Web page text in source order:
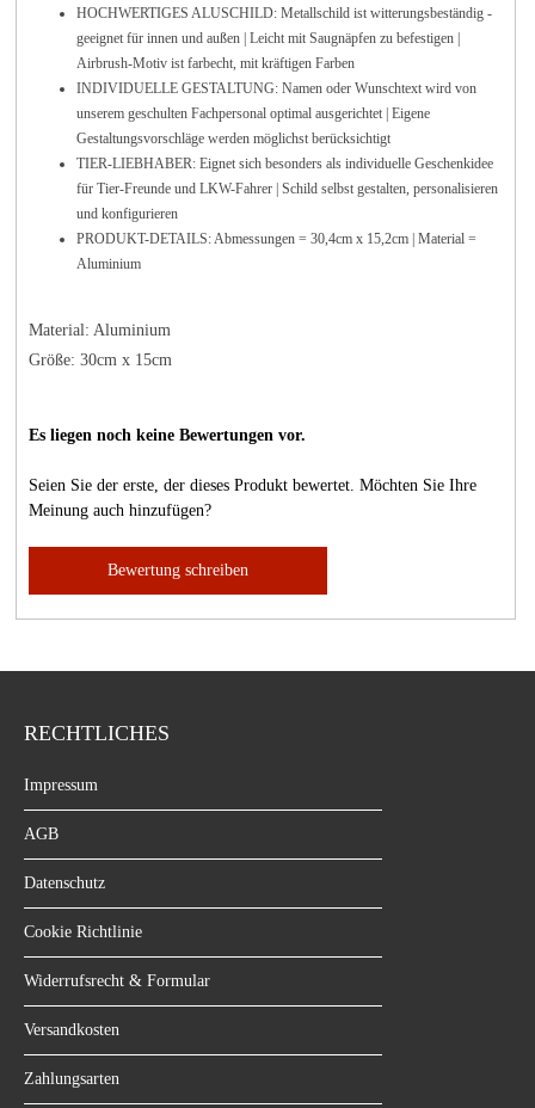
HOCHWERTIGES ALUSCHILD: Metallschild ist witterungsbeständig -
geeignet für innen und außen | Leicht mit Saugnäpfen zu befestigen |
Airbrush-Motiv ist farbecht, mit kräftigen Farben
INDIVIDUELLE GESTALTUNG: Namen oder Wunschtext wird von
unserem geschulten Fachpersonal optimal ausgerichtet | Eigene
Gestaltungsvorschläge werden möglichst berücksichtigt
TIER-LIEBHABER: Eignet sich besonders als individuelle Geschenkidee
für Tier-Freunde und LKW-Fahrer | Schild selbst gestalten, personalisieren
und konfigurieren
PRODUKT-DETAILS: Abmessungen = 30,4cm x 15,2cm | Material =
Aluminium
Material: Aluminium
Größe: 30cm x 15cm
Es liegen noch keine Bewertungen vor.
Seien Sie der erste, der dieses Produkt bewertet. Möchten Sie Ihre
Meinung auch hinzufügen?
Bewertung schreiben
RECHTLICHES
Impressum
AGB
Datenschutz
Cookie Richtlinie
Widerrufsrecht & Formular
Versandkosten
Zahlungsarten